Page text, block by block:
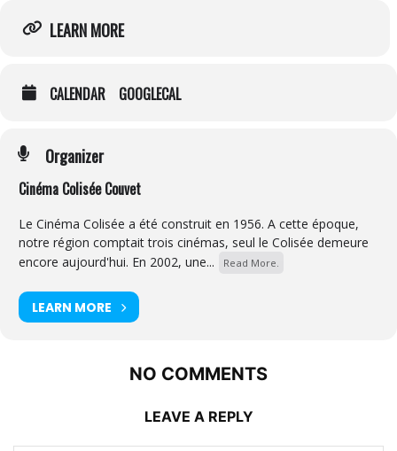
LEARN MORE
CALENDAR GOOGLECAL
Organizer
Cinéma Colisée Couvet
Le Cinéma Colisée a été construit en 1956. A cette époque,
notre région comptait trois cinémas, seul le Colisée demeure
encore aujourd'hui. En 2002, une...
Read More.
LEARN MORE
NO COMMENTS
LEAVE A REPLY